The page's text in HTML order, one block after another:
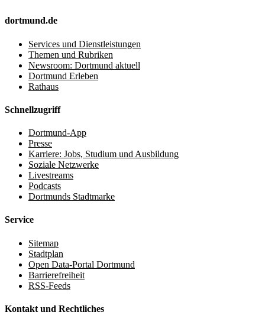
dortmund.de
Services und Dienstleistungen
Themen und Rubriken
Newsroom: Dortmund aktuell
Dortmund Erleben
Rathaus
Schnellzugriff
Dortmund-App
Presse
Karriere: Jobs, Studium und Ausbildung
Soziale Netzwerke
Livestreams
Podcasts
Dortmunds Stadtmarke
Service
Sitemap
Stadtplan
Open Data-Portal Dortmund
Barrierefreiheit
RSS-Feeds
Kontakt und Rechtliches